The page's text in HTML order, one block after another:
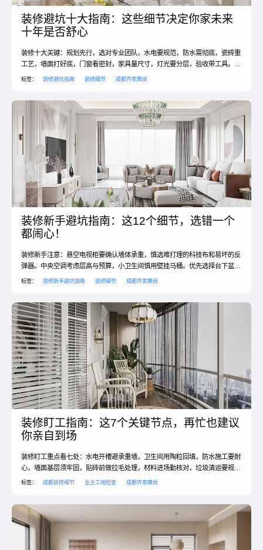
装修避坑十大指南：这些细节决定你家未来
十年是否舒心
装修十大关键：规划先行，选对专业团队，水电要规范，防水需彻底，瓷砖重
工艺，墙面打好底，门窗看密封，家具量尺寸，灯光要分层，验收带工具。细
致把控每个环节，方能装出理想家。#装修避坑 #齐家典尚
标签： 装修避坑指南 装修细节 成都齐家典尚
装修新手避坑指南：这12个细节，选错一个
都闹心！
装修新手注意：悬空电视柜要确认墙体承重，慎选难打理的科技布和易坏的反
弹器。中央空调考虑层高与预算，小卫生间慎用壁挂马桶。优先选择台下盆、
纯色窗帘和柔光砖。#装修避坑 #新手指南
标签： 装修新手避坑指南 装修细节 成都齐家典尚
装修盯工指南：这7个关键节点，再忙也建议
你亲自到场
装修盯工重点看七处：水电开槽避承重墙，卫生间用陶粒回填，防水施工要耐
心，墙面基层须牢固，贴砖前做拉毛处理，材料进场勤核对，垃圾清运要规
范。#装修监工 #避坑指南
标签： 成都装修细节 业主工地检查 成都齐家典尚